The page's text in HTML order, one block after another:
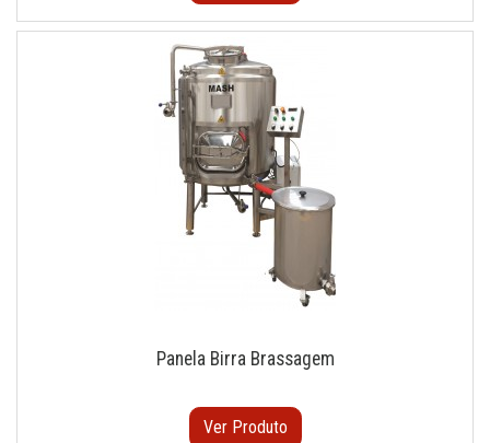
Panela Birra Brassagem
Ver Produto